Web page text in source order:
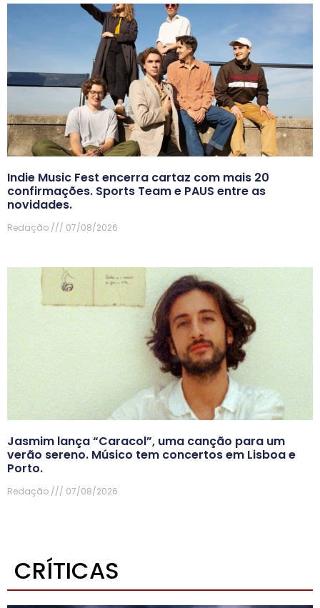
Indie Music Fest encerra cartaz com mais 20
confirmações. Sports Team e PAUS entre as
novidades.
Redação 07/08/2026
Jasmim lança “Caracol”, uma canção para um
verão sereno. Músico tem concertos em Lisboa e
Porto.
Redação 07/08/2026
CRÍTICAS